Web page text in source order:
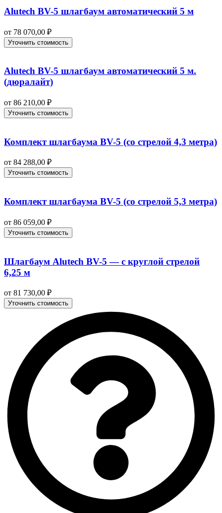
Alutech BV-5 шлагбаум автоматический 5 м
от 78 070,00 ₽
Уточнить стоимость
Alutech BV-5 шлагбаум автоматический 5 м.
(дюралайт)
от 86 210,00 ₽
Уточнить стоимость
Комплект шлагбаума BV-5 (со стрелой 4,3 метра)
от 84 288,00 ₽
Уточнить стоимость
Комплект шлагбаума BV-5 (со стрелой 5,3 метра)
от 86 059,00 ₽
Уточнить стоимость
Шлагбаум Alutech BV-5 — с круглой стрелой
6,25 м
от 81 730,00 ₽
Уточнить стоимость